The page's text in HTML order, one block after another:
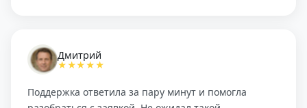
Дмитрий
★★★★★
Поддержка ответила за пару минут и помогла